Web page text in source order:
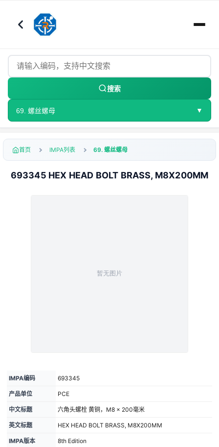
搜索
69. 螺丝螺母 ▼
首页 IMPA列表 69. 螺丝螺母
693345 HEX HEAD BOLT BRASS, M8X200MM
IMPA编码 693345
产品单位 PCE
中文标题 六角头螺栓 黄铜，M8 × 200毫米
英文标题 HEX HEAD BOLT BRASS, M8X200MM
IMPA版本 8th Edition